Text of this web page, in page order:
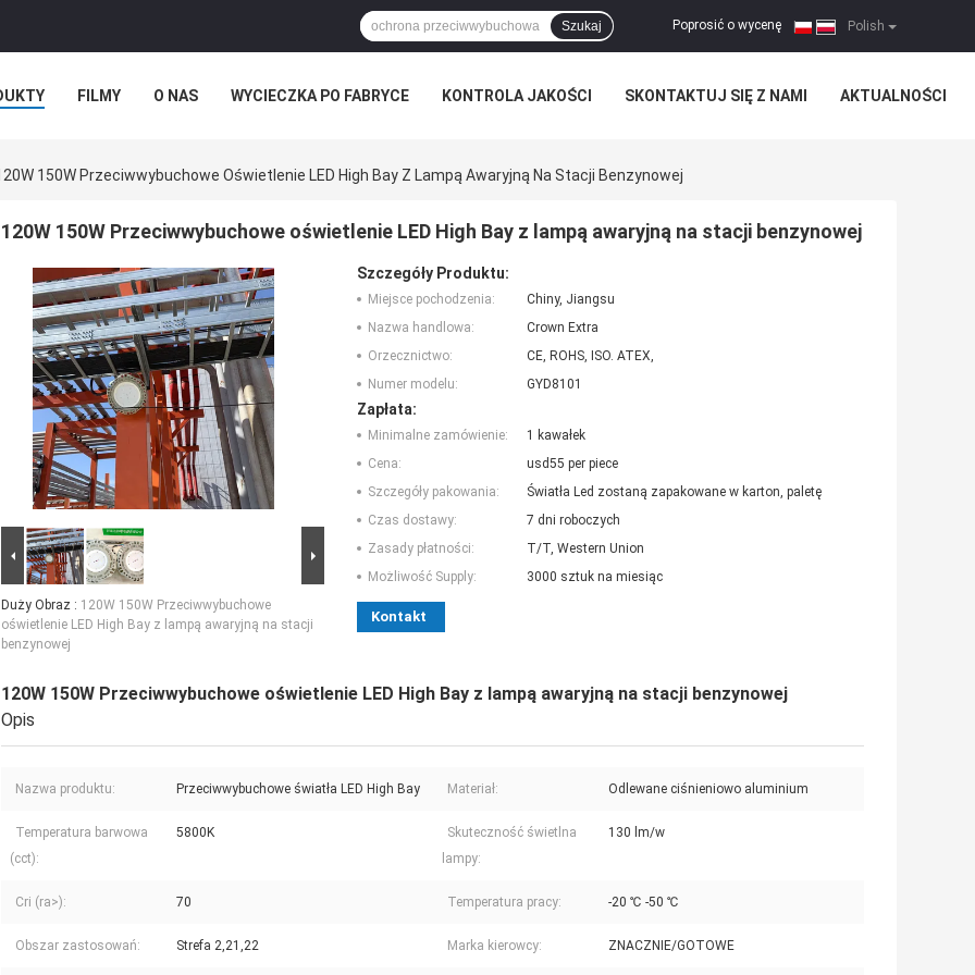
Polish
Poprosić o wycenę |
Szukaj
FILMY O NAS WYCIECZKA PO FABRYCE KONTROLA JAKOŚCI SKONTAKTUJ SIĘ Z NAMI AKTUALNOŚCI
150W Przeciwwybuchowe Oświetlenie LED High Bay Z Lampą Awaryjną Na Stacji Benzynowej
120W 150W Przeciwwybuchowe oświetlenie LED High Bay z lampą awaryjną na stacji benzynowej
Duży Obraz : 120W 150W Przeciwwybuchowe
oświetlenie LED High Bay z lampą awaryjną na stacji
benzynowej
Szczegóły Produktu:
Miejsce pochodzenia:
Chiny, Jiangsu
Nazwa handlowa:
Crown Extra
Orzecznictwo:
CE, ROHS, ISO. ATEX,
Numer modelu:
GYD8101
Zapłata:
Minimalne zamówienie:
1 kawałek
Cena:
usd55 per piece
Szczegóły pakowania:
Światła Led zostaną zapakowane w karton, paletę
Czas dostawy:
7 dni roboczych
Zasady płatności:
T/T, Western Union
Możliwość Supply:
3000 sztuk na miesiąc
Kontakt
120W 150W Przeciwwybuchowe oświetlenie LED High Bay z lampą awaryjną na stacji benzynowej
Opis
Nazwa produktu: Przeciwwybuchowe światła LED High Bay Materiał: Odlewane ciśnieniowo aluminium
Temperatura barwowa
(cct):
5800K
Skuteczność świetlna
lampy:
130 lm/w
Cri (ra>): 70 Temperatura pracy: -20 ℃ -50 ℃
Obszar zastosowań: Strefa 2,21,22 Marka kierowcy: ZNACZNIE/GOTOWE